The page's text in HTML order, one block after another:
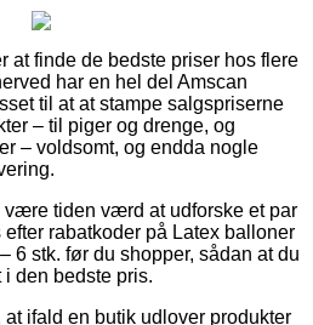
at finde de bedste priser hos flere
har en hel del Amscan
til at at stampe salgspriserne
– til piger og drenge, og
– voldsomt, og endda nogle
være tiden værd at udforske et par
rabatkoder på Latex balloner
6 stk. før du shopper, sådan at du
i den bedste pris.
ifald en butik udlover produkter